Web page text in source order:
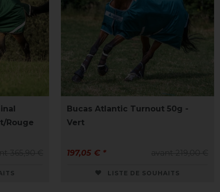
Rouge
Bucas Atlantic Turnout 50g -
Vert
197,05 € *
LISTE DE SOUHAITS